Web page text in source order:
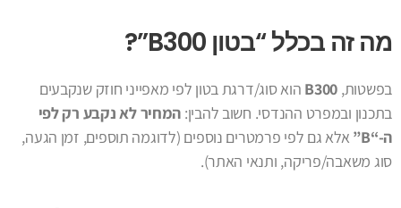
מה זה בכלל “בטון B300”?
בפשטות, B300 הוא סוג/דרגת בטון לפי מאפייני חוזק שנקבעים
בתכנון ובמפרט ההנדסי. חשוב להבין: המחיר לא נקבע רק לפי
ה-“B”
אלא גם לפי פרמטרים נוספים (לדוגמה תוספים, זמן הגעה,
סוג משאבה/פריקה, ותנאי האתר).